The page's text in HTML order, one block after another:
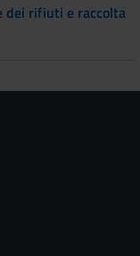
dei rifiuti e raccolta